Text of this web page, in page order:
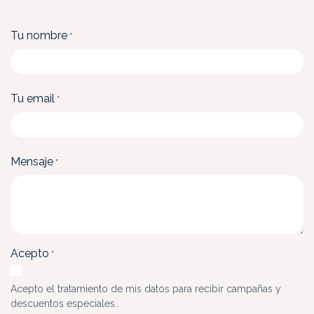
Tu nombre *
Tu email *
Mensaje *
Acepto *
Acepto el tratamiento de mis datos para recibir campañas y
descuentos especiales..